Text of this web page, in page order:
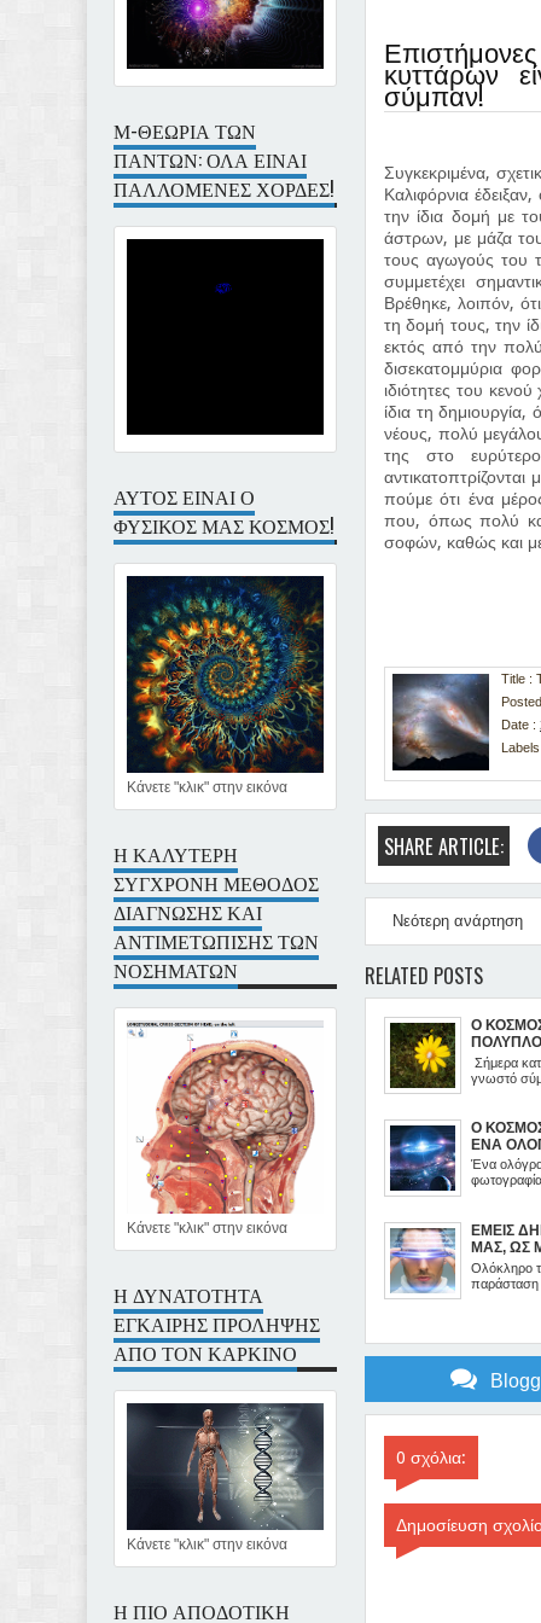
κυττάρων
σύμπαν!
Συγκεκριμένα,
Καλιφόρνια
την ίδια δομή με
άστρων, με μάζα
τους αγωγούς του
συμμετέχει
Βρέθηκε, λοιπόν,
τη δομή τους, την
εκτός από την
δισεκατομμύρια
ιδιότητες του
ίδια τη
νέους, πολύ
της στο
πούμε ότι ένα
που, όπως πολύ
σοφών, καθώς και με
Title
Date :
SHARE ARTICLE:
Νεότερη ανάρτηση
RELATED POSTS
Ο
ΣΥΣΤΗΜΑ
Σήμερα
γνωστό
Ο
ΕΝΑ
Ένα
ΕΜΕΙΣ
ΜΑΣ, ΩΣ
ΤΟΥ
Ολόκληρο
παράσταση
0 σχόλια:
Δημοσίευση
Μ-ΘΕΩΡΙΑ ΤΩΝ
ΠΑΝΤΩΝ: ΟΛΑ ΕΙΝΑΙ
ΠΑΛΛΟΜΕΝΕΣ ΧΟΡΔΕΣ!
ΑΥΤΟΣ ΕΙΝΑΙ Ο
ΦΥΣΙΚΟΣ ΜΑΣ ΚΟΣΜΟΣ!
Κάνετε "κλικ" στην εικόνα
Η ΚΑΛΥΤΕΡΗ
ΣΥΓΧΡΟΝΗ ΜΕΘΟΔΟΣ
ΔΙΑΓΝΩΣΗΣ ΚΑΙ
ΑΝΤΙΜΕΤΩΠΙΣΗΣ ΤΩΝ
ΝΟΣΗΜΑΤΩΝ
Κάνετε "κλικ" στην εικόνα
Η ΔΥΝΑΤΟΤΗΤΑ
ΕΓΚΑΙΡΗΣ ΠΡΟΛΗΨΗΣ
ΑΠΟ ΤΟΝ ΚΑΡΚΙΝΟ
Κάνετε "κλικ" στην εικόνα
Η ΠΙΟ ΑΠΟΔΟΤΙΚΗ